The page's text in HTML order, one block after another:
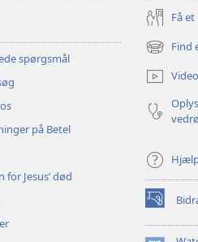
spørgsmål
på Betel
for Jesus’ død
Få
Find
(åbner
nyt
vindue)
(åbner
nyt
vindue)